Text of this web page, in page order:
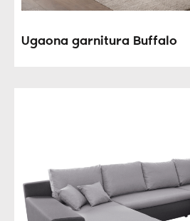
Ugaona garnitura Buffalo